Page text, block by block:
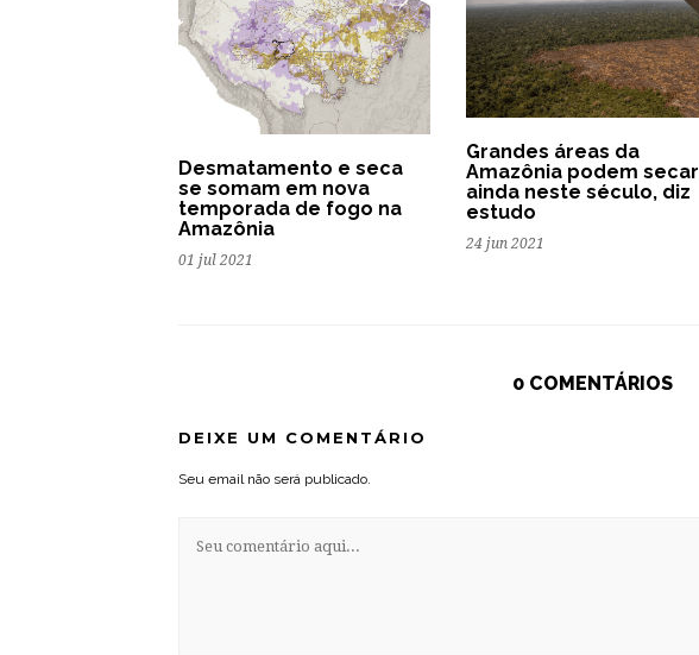
Desmatamento e seca
se somam em nova
temporada de fogo na
Amazônia
01 jul 2021
Grandes áreas da
Amazônia podem secar
ainda neste século, diz
estudo
24 jun 2021
0 COMENTÁRIOS
DEIXE UM COMENTÁRIO
Seu email não será publicado.